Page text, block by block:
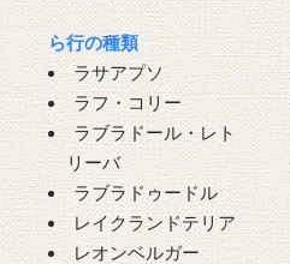
ら行の種類
ラサアプソ
ラフ・コリー
ラブラドール・レト
リーバ
ラブラドゥードル
レイクランドテリア
レオンベルガー